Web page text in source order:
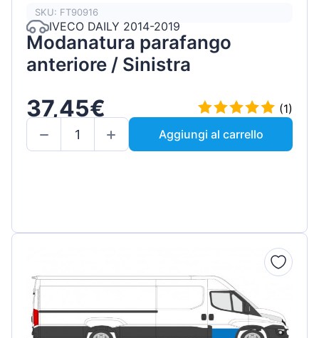
SKU: FT90916
IVECO DAILY 2014-2019
Modanatura parafango
anteriore / Sinistra
37,45€
(1)
Aggiungi al carrello